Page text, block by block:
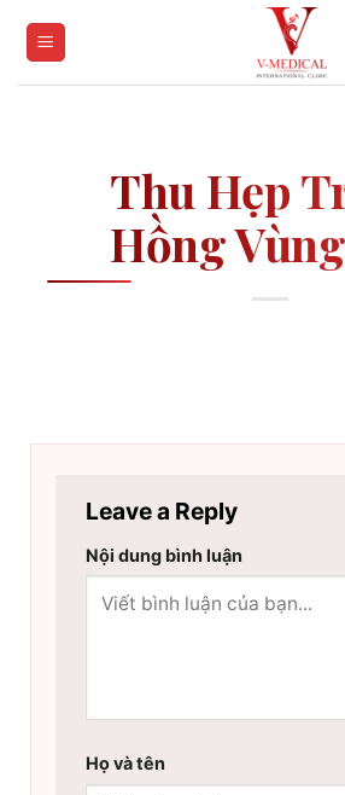
Thu Hẹp
Hồng
Leave a Reply
Nội dung bình luận
Họ và tên